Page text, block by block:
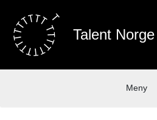
Talent Norge
Meny